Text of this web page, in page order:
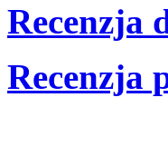
Recenzja
Recenzja